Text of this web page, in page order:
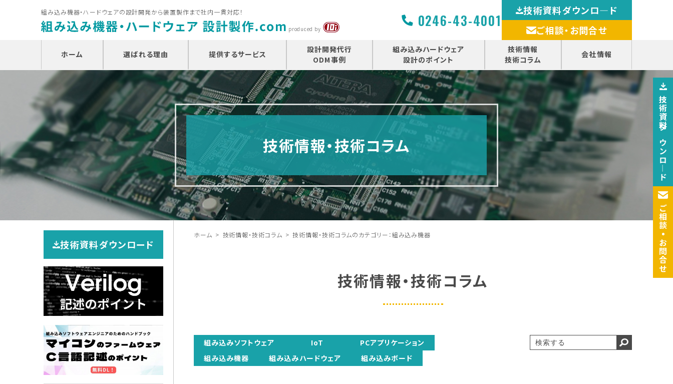
組み込み機器・ハードウェアの設計開発から装置製作まで社内一貫対応！
produced by 0246-43-4001
技術資料ダウンロ―ド
ご相談・お問合せ
ホーム 選ばれる理由 提供するサービス
設計開発代行
ODM事例
組み込みハードウェア
設計のポイント
技術情報
技術コラム
会社情報
技術情報・技術コラム
ホーム 技術情報・技術コラム 技術情報・技術コラムのカテゴリー：組み込み機器
技術情報・技術コラム
組み込みソフトウェア IoT
PCアプリケーション
組み込み機器
組み込みハードウェア 組み込みボード
技術資料ダウンロード
技術資料ダウンロ―ド
ご相談
・
お問合せ